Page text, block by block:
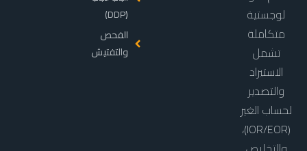
لوجستية
متكاملة
تشمل
الاستيراد
والتصدير
لحساب الغير
(IOR/EOR)،
(DDP)
الفحص
والتفتيش